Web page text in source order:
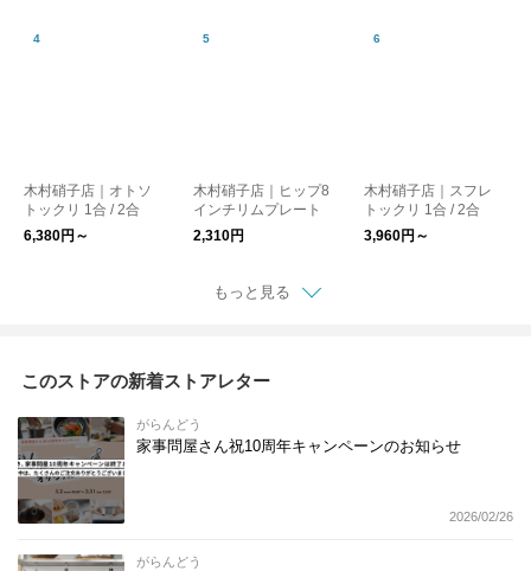
木村硝子店｜オトソ
トックリ 1合 / 2合
6,380円～
木村硝子店｜ヒップ8
インチリムプレート
2,310円
木村硝子店｜スフレ
トックリ 1合 / 2合
3,960円～
もっと見る
このストアの新着ストアレター
がらんどう
家事問屋さん祝10周年キャンペーンのお知らせ
2026/02/26
がらんどう